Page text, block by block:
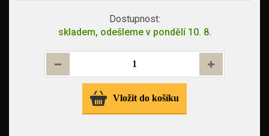
Dostupnost:
skladem, odešleme v pondělí 10. 8.
Vložit do košíku